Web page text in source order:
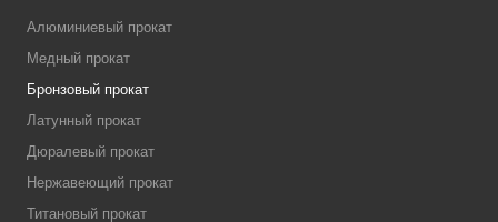
Алюминиевый прокат
Медный прокат
Бронзовый прокат
Латунный прокат
Дюралевый прокат
Нержавеющий прокат
Титановый прокат